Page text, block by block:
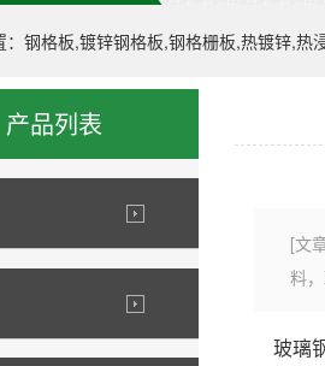
钢格板,镀锌钢格板,钢格栅板,热镀锌,热
产品列表
[文
料
玻璃钢